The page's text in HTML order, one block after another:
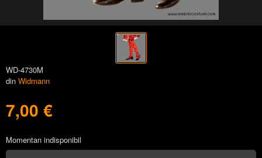
WD-4730M
din Widmann
7,00 €
Momentan indisponibil